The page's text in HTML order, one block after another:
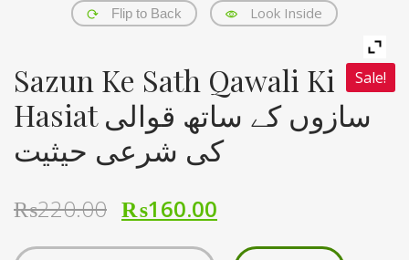
Flip to Back Look Inside
Sale!
Sazun Ke Sath Qawali Ki
Hasiat سازوں کے ساتھ قوالی
کی شرعی حیثیت
₨220.00 ₨160.00